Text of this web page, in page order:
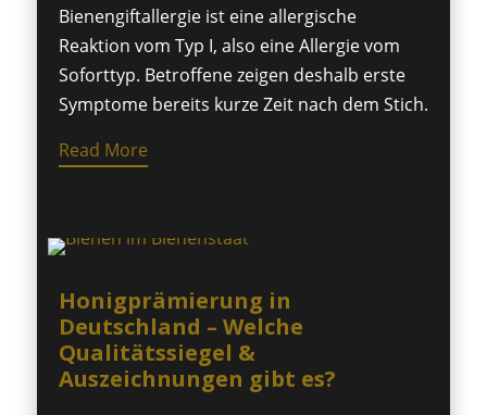
Bienengiftallergie ist eine allergische
Reaktion vom Typ I, also eine Allergie vom
Soforttyp. Betroffene zeigen deshalb erste
Symptome bereits kurze Zeit nach dem Stich.
Read More
Honigprämierung in
Deutschland – Welche
Qualitätssiegel &
Auszeichnungen gibt es?